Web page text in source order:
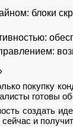
блоки
покупку
готовы
создать
и